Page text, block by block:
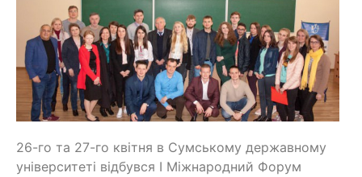
26-го та 27-го квітня в Сумському державному
університеті відбувся І Міжнародний Форум